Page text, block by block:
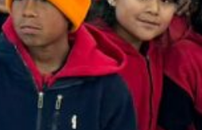
Infantil Pueblito de San Fernando
conocimientos sobre
de la niñez